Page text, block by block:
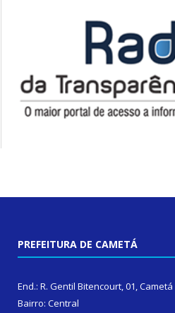
PREFEITURA DE CAMETÁ
End.: R. Gentil Bitencourt, 01, Cametá
Bairro: Central